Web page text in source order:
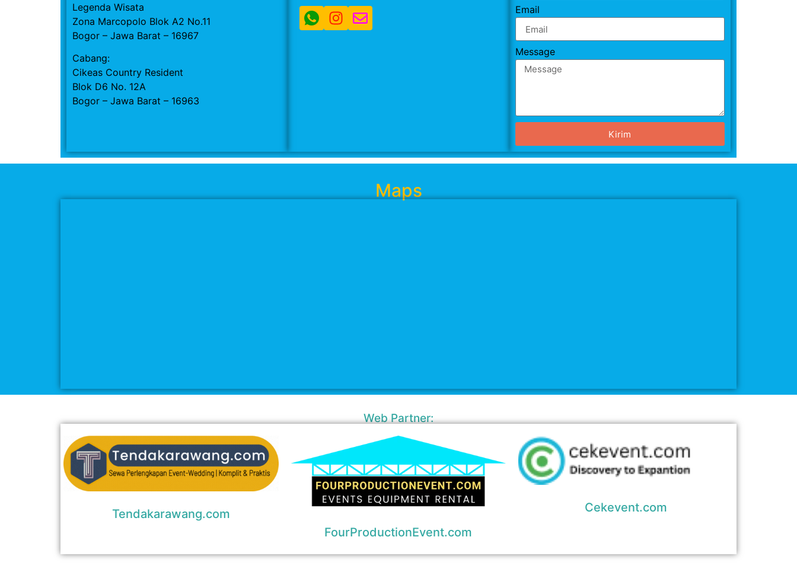
Legenda Wisata
Zona Marcopolo Blok A2 No.11
Bogor – Jawa Barat – 16967
Cabang:
Cikeas Country Resident
Blok D6 No. 12A
Bogor – Jawa Barat – 16963
Email
Message
Kirim
Maps
Web Partner:
Tendakarawang.com
FourProductionEvent.com
Cekevent.com